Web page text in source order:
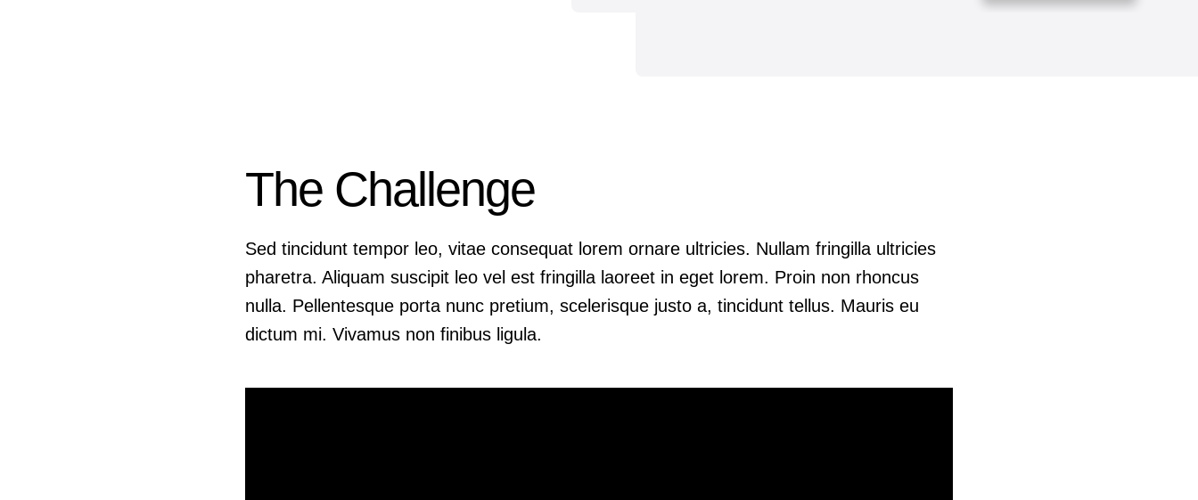
The Challenge
Sed tincidunt tempor leo, vitae consequat lorem ornare ultricies. Nullam fringilla ultricies
pharetra. Aliquam suscipit leo vel est fringilla laoreet in eget lorem. Proin non rhoncus
nulla. Pellentesque porta nunc pretium, scelerisque justo a, tincidunt tellus. Mauris eu
dictum mi. Vivamus non finibus ligula.